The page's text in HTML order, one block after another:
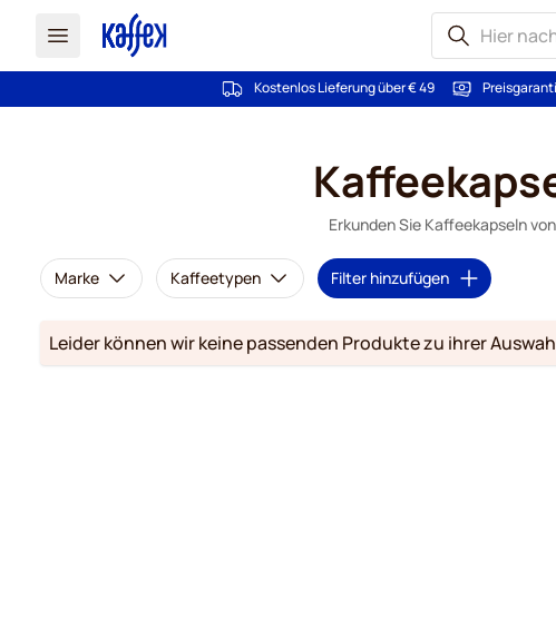
Kostenlos Lieferung über € 49
Erkunden Sie Kaffeekapseln
Marke Kaffeetypen Filter hinzufügen
Leider können wir keine passenden Produkte zu ihrer